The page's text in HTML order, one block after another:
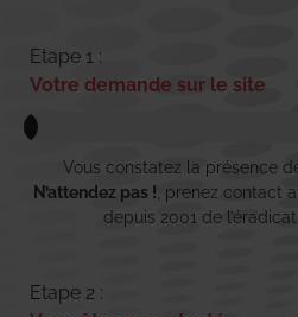
Etape 1 :
Votre demande sur le site
Vous constatez la présence
N’attendez pas ! , prenez contact
depuis 2001 de
Etape 2 :